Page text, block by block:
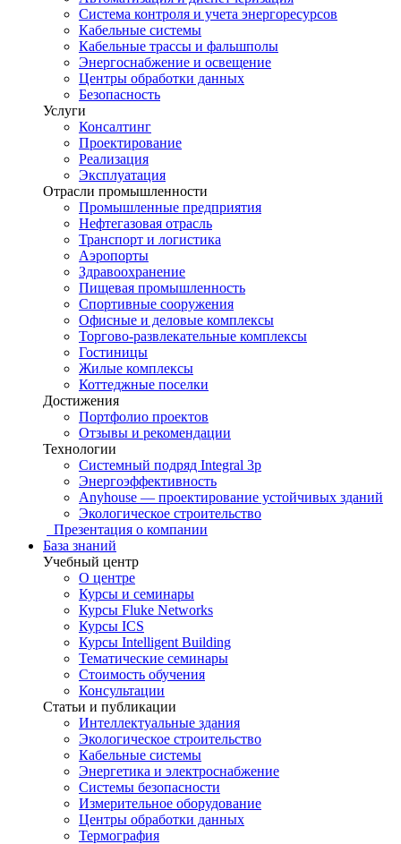
Система контроля и учета энергоресурсов
Кабельные системы
Кабельные трассы и фальшполы
Энергоснабжение и освещение
Центры обработки данных
Безопасность
Услуги
Консалтинг
Проектирование
Реализация
Эксплуатация
Отрасли промышленности
Промышленные предприятия
Нефтегазовая отрасль
Транспорт и логистика
Аэропорты
Здравоохранение
Пищевая промышленность
Спортивные сооружения
Офисные и деловые комплексы
Торгово-развлекательные комплексы
Гостиницы
Жилые комплексы
Коттеджные поселки
Достижения
Портфолио проектов
Отзывы и рекомендации
Технологии
Системный подряд Integral 3p
Энергоэффективность
Anyhouse — проектирование устойчивых зданий
Экологическое строительство
Презентация о компании
База знаний
Учебный центр
О центре
Курсы и семинары
Курсы Fluke Networks
Курсы ICS
Курсы Intelligent Building
Тематические семинары
Стоимость обучения
Консультации
Статьи и публикации
Интеллектуальные здания
Экологическое строительство
Кабельные системы
Энергетика и электроснабжение
Системы безопасности
Измерительное оборудование
Центры обработки данных
Термография